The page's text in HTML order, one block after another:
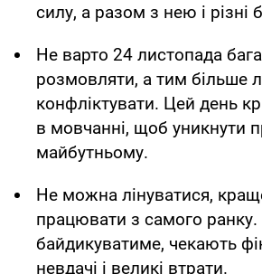
силу, а разом з нею і різні
Не варто 24 листопада
розмовляти, а тим більше
конфліктувати. Цей день
в мовчанні, щоб уникнути
майбутньому.
Не можна лінуватися,
працювати з самого ранку.
байдикуватиме, чекають
невдачі і великі втрати.